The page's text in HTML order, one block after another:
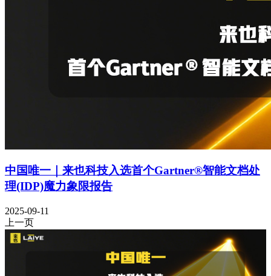
中国唯一｜来也科技入选首个Gartner®智能文档处
理(IDP)魔力象限报告
2025-09-11
上一页